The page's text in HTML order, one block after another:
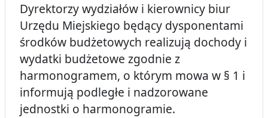
Dyrektorzy wydziałów i kierownicy biur
Urzędu Miejskiego będący dysponentami
środków budżetowych realizują dochody i
wydatki budżetowe zgodnie z
harmonogramem, o którym mowa w § 1 i
informują podległe i nadzorowane
jednostki o harmonogramie.